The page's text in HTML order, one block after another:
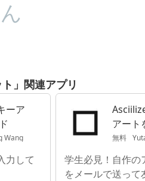
ん
ト」関連アプリ
ーア
Wang
力して
アート
るAA
セル
リ
無料
学生必見！自作の
をメールで送っ